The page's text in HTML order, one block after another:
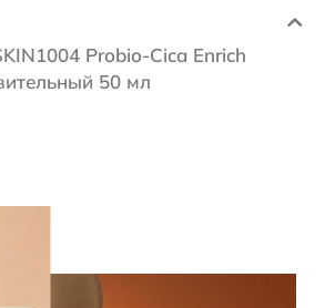
Probio-Cica Enrich
50 мл